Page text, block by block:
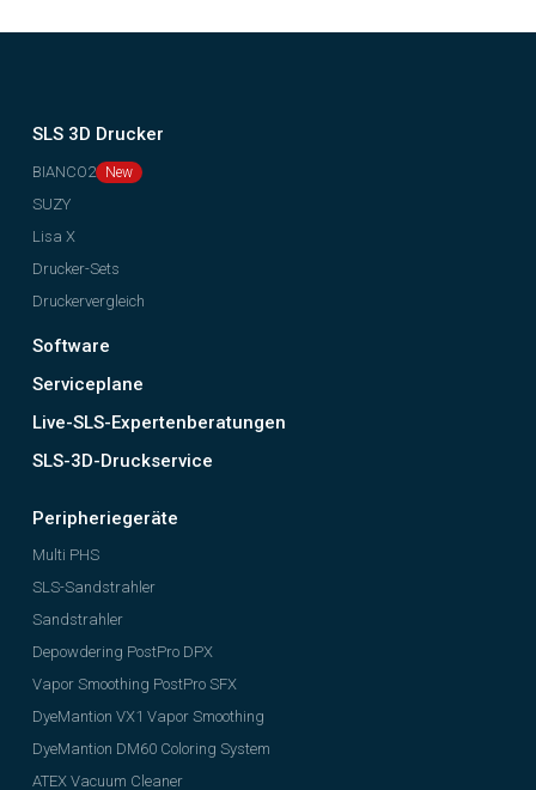
SLS 3D Drucker
BIANCO2
SUZY
Lisa X
Drucker-Sets
Druckervergleich
Software
Serviceplane
Live-SLS-Expertenberatungen
SLS-3D-Druckservice
Peripheriegeräte
Multi PHS
SLS-Sandstrahler
Sandstrahler
Depowdering PostPro DPX
Vapor Smoothing PostPro SFX
DyeMantion VX1 Vapor Smoothing
DyeMantion DM60 Coloring System
ATEX Vacuum Cleaner